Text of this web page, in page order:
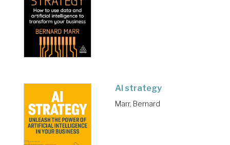
AI strategy
Marr, Bernard